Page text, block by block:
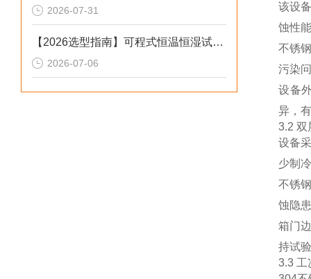
2026-07-31
【2026选型指南】可程式恒温恒湿试验箱：步进低配设备避坑指南
2026-07-06
该设
蚀性
不锈
污染
设备
异，
3.2 双
设备
少制
不锈
蚀隐
箱门
持试
3.3 工